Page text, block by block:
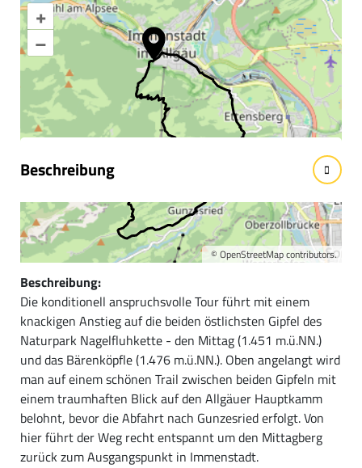
+
–
© OpenStreetMapcontributors.
Karte vergrößern
Informationen &
Wissenswertes
Beschreibung
Technik:*****
Beschreibung:
Die konditionell anspruchsvolle Tour führt mit einem
knackigen Anstieg auf die beiden östlichsten Gipfel des
Naturpark Nagelfluhkette - den Mittag (1.451 m.ü.NN.)
und das Bärenköpfle (1.476 m.ü.NN.). Oben angelangt wird
man auf einem schönen Trail zwischen beiden Gipfeln mit
einem traumhaften Blick auf den Allgäuer Hauptkamm
belohnt, bevor die Abfahrt nach Gunzesried erfolgt. Von
hier führt der Weg recht entspannt um den Mittagberg
zurück zum Ausgangspunkt in Immenstadt.